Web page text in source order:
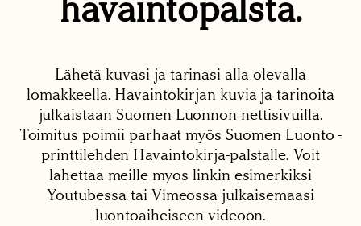
havaintopalsta.
Lähetä kuvasi ja tarinasi alla olevalla
lomakkeella. Havaintokirjan kuvia ja tarinoita
julkaistaan Suomen Luonnon nettisivuilla.
Toimitus poimii parhaat myös Suomen Luonto -
printtilehden Havaintokirja-palstalle. Voit
lähettää meille myös linkin esimerkiksi
Youtubessa tai Vimeossa julkaisemaasi
luontoaiheiseen videoon.